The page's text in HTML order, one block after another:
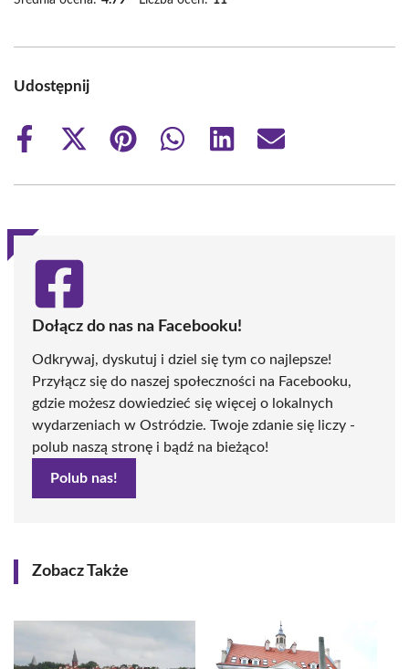
Udostępnij
Share
Share
(Twitter)
Share
Share
Share
Share
Dołącz do nas na Facebooku!
Odkrywaj, dyskutuj i dziel się tym co najlepsze!
Przyłącz się do naszej społeczności na Facebooku,
gdzie możesz dowiedzieć się więcej o lokalnych
wydarzeniach w Ostródzie. Twoje zdanie się liczy -
polub naszą stronę i bądź na bieżąco!
Polub nas!
Zobacz Także